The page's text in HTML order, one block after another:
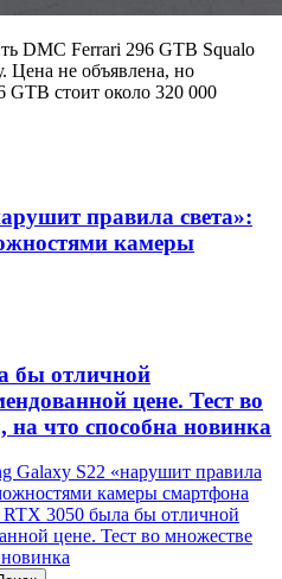
DMC Ferrari 296 GTB Squalo
Цена не объявлена, но
GTB стоит около 320 000
правила света»:
камеры
бы отличной
цене. Тест во
на что способна новинка
Galaxy S22 «нарушит правила
камеры смартфона
RTX 3050 была бы отличной
цене. Тест во множестве